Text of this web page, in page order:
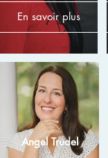
En savoir plus
Angel Trudel